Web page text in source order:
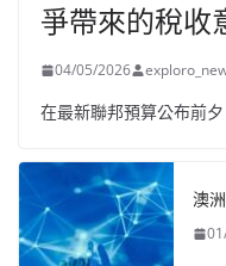
爭帶來的稅收
04/05/2026
在最新聯邦預算公布前
澳